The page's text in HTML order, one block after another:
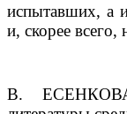
испытавших, а
и, скорее всего,
В.